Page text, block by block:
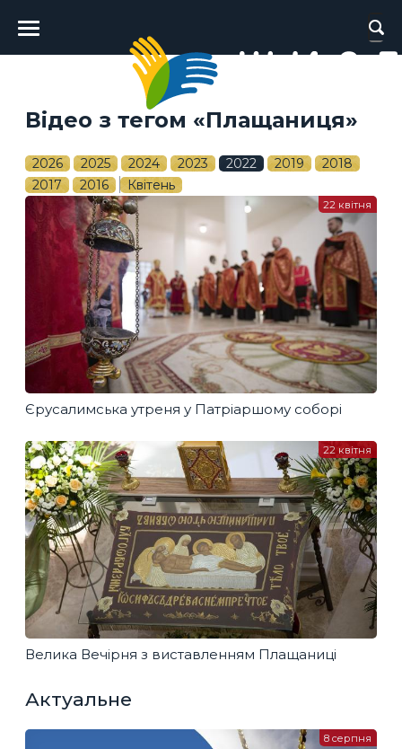
Головне
меню
Відео з тегом «Плащаниця»
2026 2025 2024 2023 2022 2019
2018
2017
2016 Квітень
Єрусалимська утреня у Патріаршому соборі
22 квітня
Велика Вечірня з виставленням Плащаниці
22 квітня
Актуальне
8 серпня